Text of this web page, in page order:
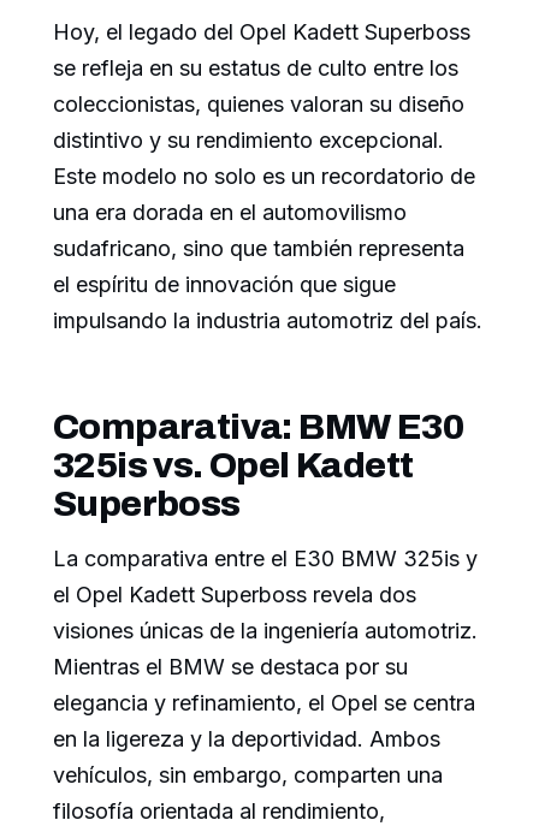
Hoy, el legado del Opel Kadett Superboss
se refleja en su estatus de culto entre los
coleccionistas, quienes valoran su diseño
distintivo y su rendimiento excepcional.
Este modelo no solo es un recordatorio de
una era dorada en el automovilismo
sudafricano, sino que también representa
el espíritu de innovación que sigue
impulsando la industria automotriz del país.
Comparativa: BMW E30
325is vs. Opel Kadett
Superboss
La comparativa entre el E30 BMW 325is y
el Opel Kadett Superboss revela dos
visiones únicas de la ingeniería automotriz.
Mientras el BMW se destaca por su
elegancia y refinamiento, el Opel se centra
en la ligereza y la deportividad. Ambos
vehículos, sin embargo, comparten una
filosofía orientada al rendimiento,